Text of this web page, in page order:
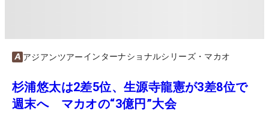
アジアンツアーインターナショナルシリーズ・マカオ
杉浦悠太は2差5位、生源寺龍憲が3差8位で
週末へ マカオの“3億円”大会